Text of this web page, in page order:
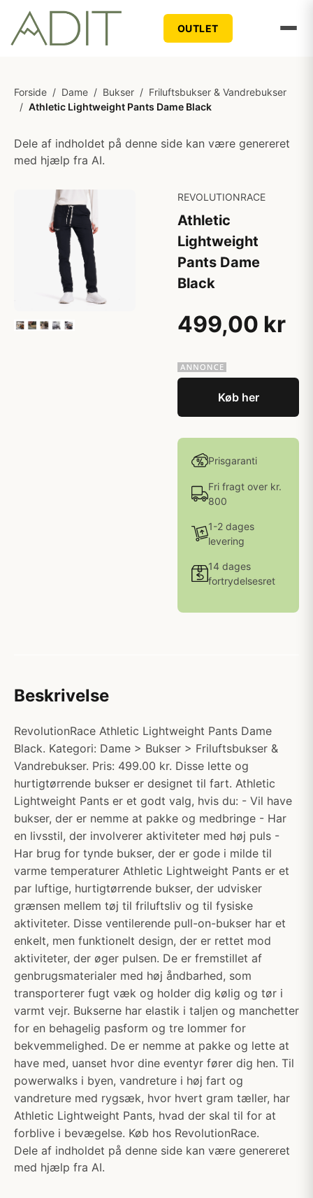
OUTLET
Forside / Dame / Bukser / Friluftsbukser & Vandrebukser
/ Athletic Lightweight Pants Dame Black
Dele af indholdet på denne side kan være genereret
med hjælp fra AI.
REVOLUTIONRACE
Athletic
Lightweight
Pants Dame
Black
499,00 kr
Køb her
Prisgaranti
Fri fragt over kr.
800
1-2 dages
levering
14 dages
fortrydelsesret
Beskrivelse
RevolutionRace Athletic Lightweight Pants Dame
Black. Kategori: Dame > Bukser > Friluftsbukser &
Vandrebukser. Pris: 499.00 kr. Disse lette og
hurtigtørrende bukser er designet til fart. Athletic
Lightweight Pants er et godt valg, hvis du: - Vil have
bukser, der er nemme at pakke og medbringe - Har
en livsstil, der involverer aktiviteter med høj puls -
Har brug for tynde bukser, der er gode i milde til
varme temperaturer Athletic Lightweight Pants er et
par luftige, hurtigtørrende bukser, der udvisker
grænsen mellem tøj til friluftsliv og til fysiske
aktiviteter. Disse ventilerende pull-on-bukser har et
enkelt, men funktionelt design, der er rettet mod
aktiviteter, der øger pulsen. De er fremstillet af
genbrugsmaterialer med høj åndbarhed, som
transporterer fugt væk og holder dig kølig og tør i
varmt vejr. Bukserne har elastik i taljen og manchetter
for en behagelig pasform og tre lommer for
bekvemmelighed. De er nemme at pakke og lette at
have med, uanset hvor dine eventyr fører dig hen. Til
powerwalks i byen, vandreture i høj fart og
vandreture med rygsæk, hvor hvert gram tæller, har
Athletic Lightweight Pants, hvad der skal til for at
forblive i bevægelse. Køb hos RevolutionRace.
Dele af indholdet på denne side kan være genereret
med hjælp fra AI.